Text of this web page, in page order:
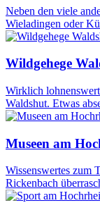
Neben den viele
Wieladingen oder
Wildgehege
Wirklich
Waldshut. Etwas
Museen am
Wissenswertes zum
Rickenbach